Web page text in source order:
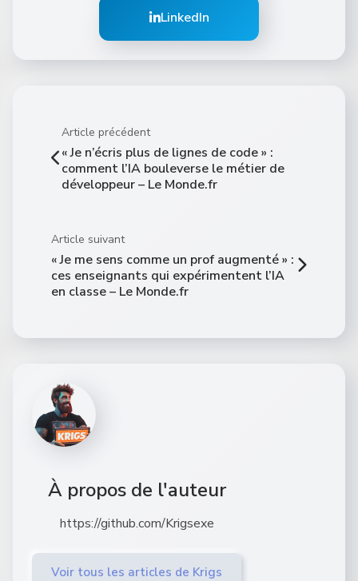
LinkedIn
Article précédent
« Je n’écris plus de lignes de code » :
comment l’IA bouleverse le métier de
développeur – Le Monde.fr
Article suivant
« Je me sens comme un prof augmenté » :
ces enseignants qui expérimentent l’IA
en classe – Le Monde.fr
À propos de l'auteur
https://github.com/Krigsexe
Voir tous les articles de Krigs